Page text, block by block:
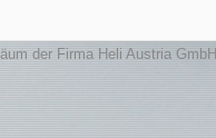
der Firma Heli Austria GmbH